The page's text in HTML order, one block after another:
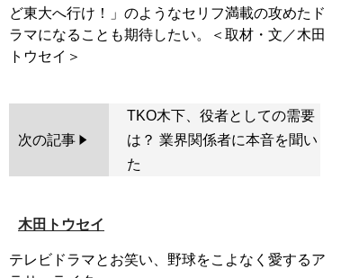
ど東大へ行け！」のようなセリフ満載の攻めたド
ラマになることも期待したい。＜取材・文／木田
次の記事
TKO木下、役者としての需要
は？ 業界関係者に本音を聞い
た
木田トウセイ
テレビドラマとお笑い、野球をこよなく愛するア